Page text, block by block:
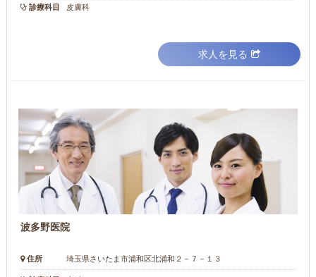
診療科目 皮膚科
求人を見る
波多野医院
住所 埼玉県さいたま市浦和区北浦和２－７－１３